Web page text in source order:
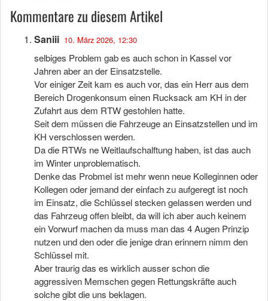
Kommentare zu diesem Artikel
Saniii 10. März 2026, 12:30
selbiges Problem gab es auch schon in Kassel vor
Jahren aber an der Einsatzstelle.
Vor einiger Zeit kam es auch vor, das ein Herr aus dem
Bereich Drogenkonsum einen Rucksack am KH in der
Zufahrt aus dem RTW gestohlen hatte.
Seit dem müssen die Fahrzeuge an Einsatzstellen und im
KH verschlossen werden.
Da die RTWs ne Weitlaufschalftung haben, ist das auch
im Winter unproblematisch.
Denke das Probmel ist mehr wenn neue Kolleginnen oder
Kollegen oder jemand der einfach zu aufgeregt ist noch
im Einsatz, die Schlüssel stecken gelassen werden und
das Fahrzeug offen bleibt, da will ich aber auch keinem
ein Vorwurf machen da muss man das 4 Augen Prinzip
nutzen und den oder die jenige dran erinnern nimm den
Schlüssel mit.
Aber traurig das es wirklich ausser schon die
aggressiven Memschen gegen Rettungskräfte auch
solche gibt die uns beklagen.